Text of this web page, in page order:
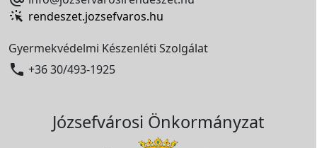
rendeszet.jozsefvaros.hu
Gyermekvédelmi Készenléti Szolgálat
 +36 30/493-1925
Józsefvárosi Önkormányzat